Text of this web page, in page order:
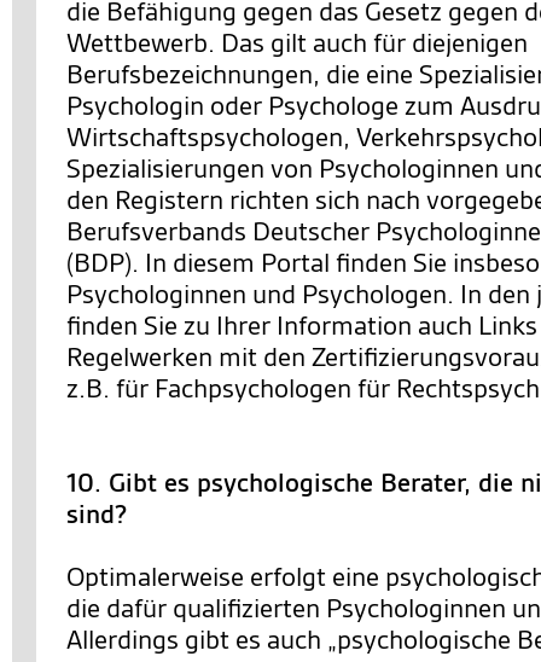
die Befähigung gegen das Gesetz gegen
Wettbewerb. Das gilt auch für diejenigen
Berufsbezeichnungen, die eine
Psychologin oder Psychologe zum
Wirtschaftspsychologen,
Spezialisierungen von Psychologinnen
den Registern richten sich nach
Berufsverbands Deutscher
(BDP). In diesem Portal finden Sie
Psychologinnen und Psychologen. In
finden Sie zu Ihrer Information auch
Regelwerken mit den
z.B. für Fachpsychologen für
10. Gibt es psychologische Berater, die
sind?
Optimalerweise erfolgt eine
die dafür qualifizierten Psychologinnen
Allerdings gibt es auch „psychologische